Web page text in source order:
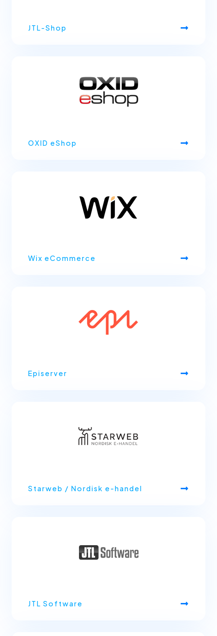
JTL-Shop
OXID eShop
Wix eCommerce
Episerver
Starweb / Nordisk e-handel
JTL Software